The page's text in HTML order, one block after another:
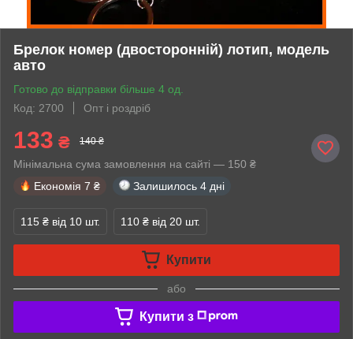
Брелок номер (двосторонній) лотип, модель
авто
Готово до відправки більше 4 од.
Код: 2700
Опт і роздріб
133 ₴ 140 ₴
Мінімальна сума замовлення на сайті — 150 ₴
Економія 7 ₴ Залишилось 4 дні
115 ₴ від 10 шт. 110 ₴ від 20 шт.
Купити
або
Купити з